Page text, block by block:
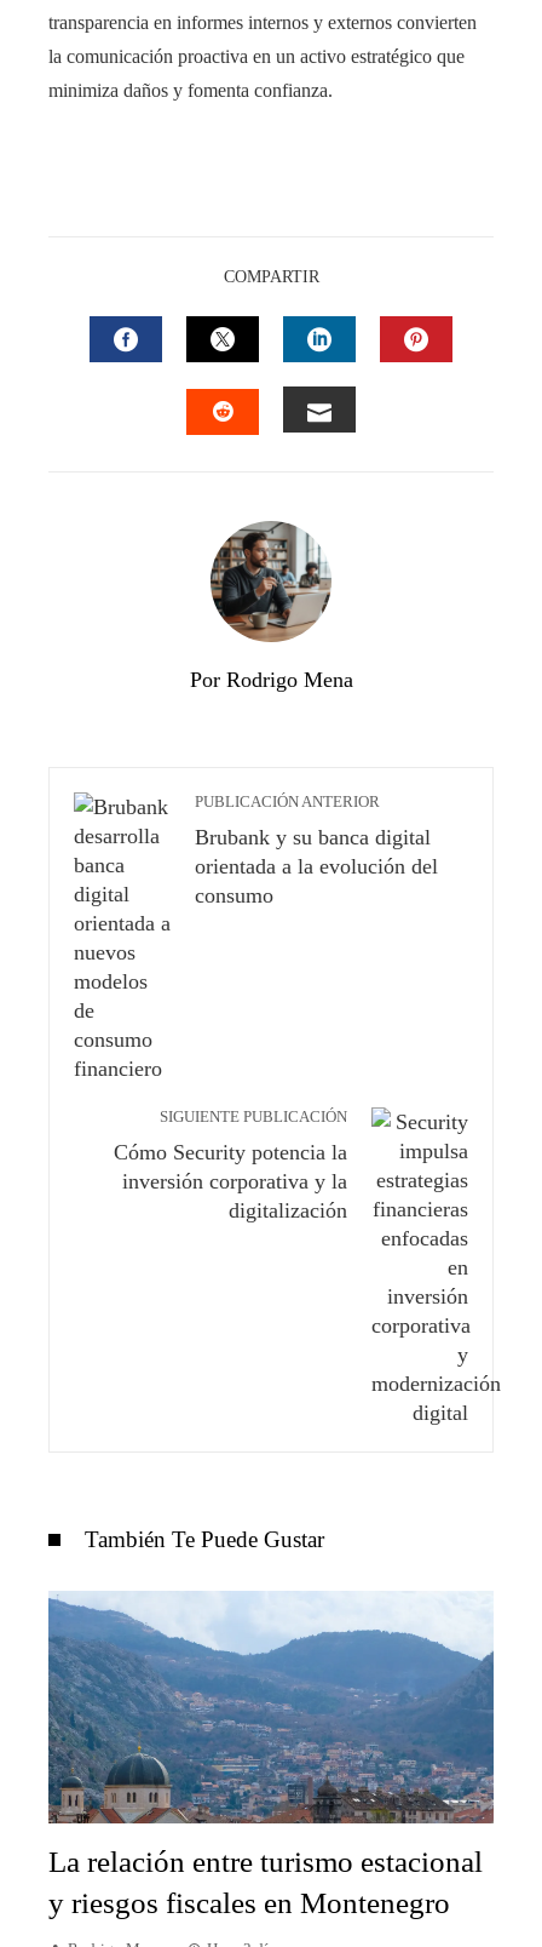
transparencia en informes internos y externos convierten
la comunicación proactiva en un activo estratégico que
minimiza daños y fomenta confianza.
COMPARTIR
FACEBOOKTWITTERLINKEDIN
Por Rodrigo Mena
PUBLICACIÓN ANTERIOR
Brubank y su banca digital
orientada a la evolución del
consumo
SIGUIENTE PUBLICACIÓN
Cómo Security potencia la
inversión corporativa y la
digitalización
También Te Puede Gustar
La relación entre turismo estacional
y riesgos fiscales en Montenegro